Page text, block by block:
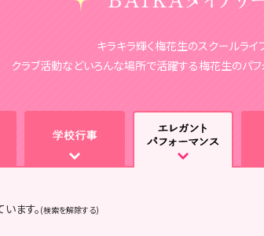
キラキラ輝く梅花生のスクールライ
クラブ活動などいろんな場所で活躍する梅花生のパフ
ます。 (検索を解除する)